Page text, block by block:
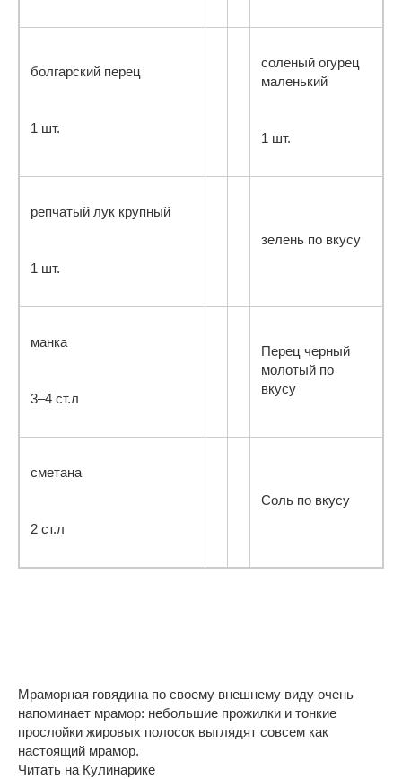
болгарский перец
1 шт.
соленый огурец
маленький
1 шт.
репчатый лук крупный
1 шт.
зелень по вкусу
манка
3–4 ст.л
Перец черный
молотый по
вкусу
сметана
2 ст.л
Соль по вкусу
Мраморная говядина по своему внешнему виду очень
напоминает мрамор: небольшие прожилки и тонкие
прослойки жировых полосок выглядят совсем как
настоящий мрамор.
Читать на Кулинарике